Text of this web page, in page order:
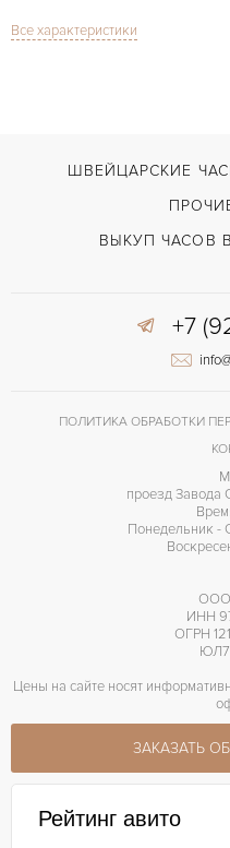
МОДЕЛЬ
Все характеристики
ШВЕЙЦАРСКИЕ
ВЫКУП ЧАСОВ
+7
ПОЛИТИКА ОБРАБОТКИ
проезд Завода
Понедельник -
ООО
ИНН
ОГРН
Цены на сайте носят
ЗАКАЗАТЬ
Рейтинг авито